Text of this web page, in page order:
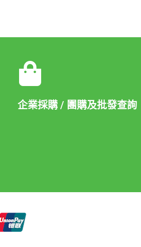
企業採購 / 團購及批發查詢